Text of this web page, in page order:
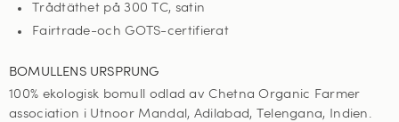
Trådtäthet på 300 TC, satin
Fairtrade-och GOTS-certifierat
BOMULLENS URSPRUNG
100% ekologisk bomull odlad av Chetna Organic Farmer
association i Utnoor Mandal, Adilabad, Telengana, Indien.